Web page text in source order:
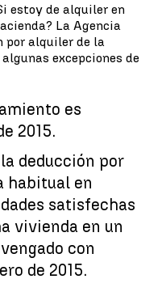
estoy de alquiler en
La Agencia
por alquiler de la
excepciones de
es
2015.
deducción por
habitual en
satisfechas
vivienda en un
con
de 2015.